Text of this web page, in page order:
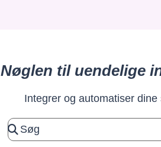
Nøglen til uendelige
Integrer og automatiser